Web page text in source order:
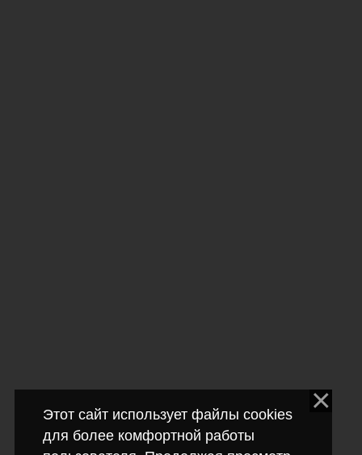
Этот сайт использует файлы cookies
для более комфортной работы